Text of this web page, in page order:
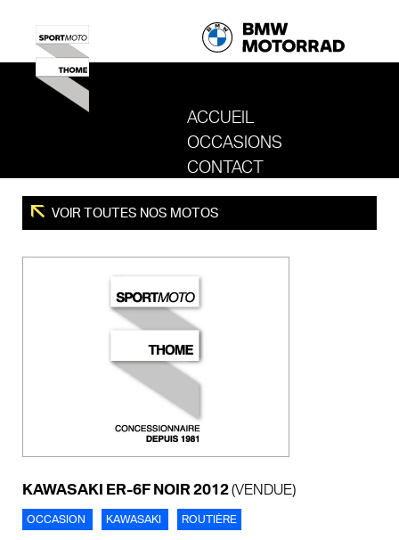
ACCUEIL
REVENIR AU SITE DE SPORT MOTO
OCCASIONS
CONTACT
VOIR TOUTES NOS MOTOS
KAWASAKI ER-6F NOIR 2012(VENDUE)
OCCASION KAWASAKI ROUTIÈRE